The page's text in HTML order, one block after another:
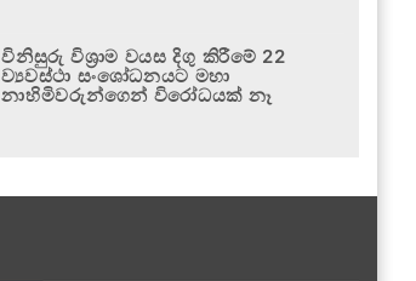
විනිසුරු විශ්‍රාම වයස දිගු කිරීමේ 22
ව්‍යවස්ථා සංශෝධනයට මහා
නාහිමිවරුන්ගෙන් විරෝධයක් නෑ